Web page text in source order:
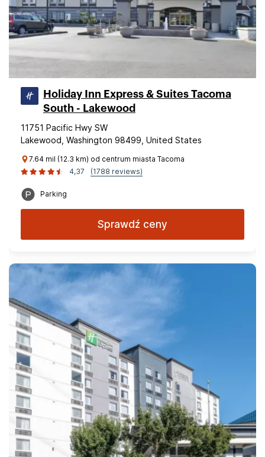
Holiday Inn Express & Suites Tacoma
South - Lakewood
11751 Pacific Hwy SW
Lakewood, Washington 98499, United States
7.64 mil (12.3 km) od centrum miasta Tacoma
4,37
(1788 reviews)
Parking
Sprawdź ceny